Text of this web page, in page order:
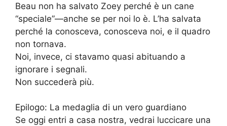
Beau non ha salvato Zoey perché è un cane
“speciale”—anche se per noi lo è. L’ha salvata
perché la conosceva, conosceva noi, e il quadro
non tornava.
Noi, invece, ci stavamo quasi abituando a
ignorare i segnali.
Non succederà più.
Epilogo: La medaglia di un vero guardiano
Se oggi entri a casa nostra, vedrai luccicare una